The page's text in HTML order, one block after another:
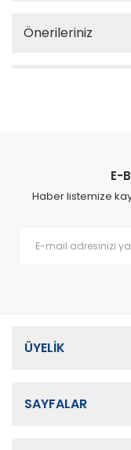
Önerileriniz
E-
Haber listemize
ÜYELİK
SAYFALAR